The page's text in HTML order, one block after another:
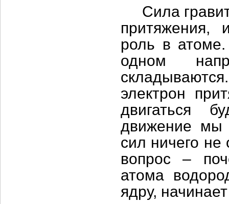
Сила
притяжения,
роль в
одном
электрон
двигаться
движение мы
сил ничего не
вопрос –
атома
ядру,